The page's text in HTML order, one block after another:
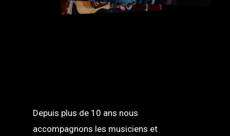
Depuis plus de 10 ans nous
accompagnons les musiciens et